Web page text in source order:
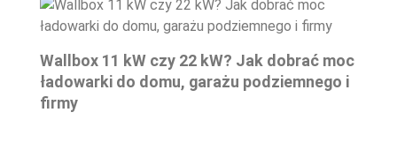
Wallbox 11 kW czy 22 kW? Jak dobrać moc
ładowarki do domu, garażu podziemnego i
firmy